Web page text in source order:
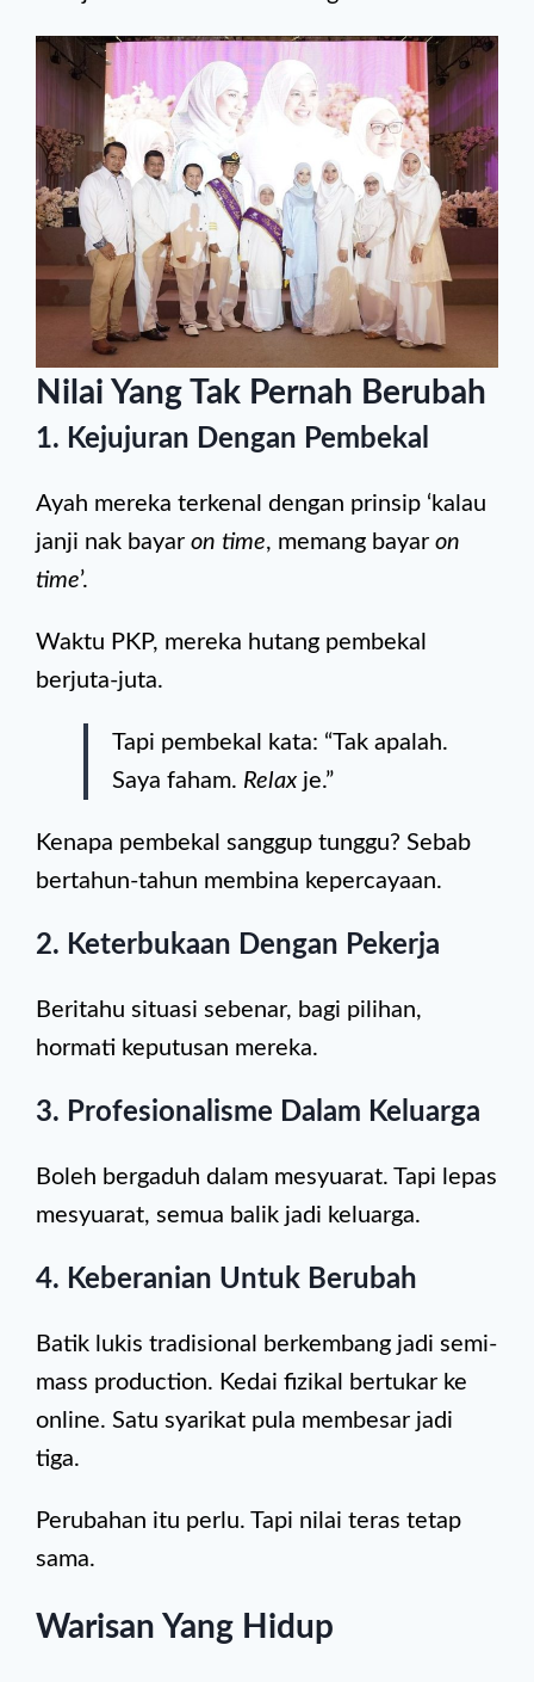
Nilai Yang Tak Pernah Berubah
1. Kejujuran Dengan Pembekal
Ayah mereka terkenal dengan prinsip ‘kalau
janji nak bayar on time, memang bayar on
time’.
Waktu PKP, mereka hutang pembekal
berjuta-juta.
Tapi pembekal kata: “Tak apalah.
Saya faham. Relax je.”
Kenapa pembekal sanggup tunggu? Sebab
bertahun-tahun membina kepercayaan.
2. Keterbukaan Dengan Pekerja
Beritahu situasi sebenar, bagi pilihan,
hormati keputusan mereka.
3. Profesionalisme Dalam Keluarga
Boleh bergaduh dalam mesyuarat. Tapi lepas
mesyuarat, semua balik jadi keluarga.
4. Keberanian Untuk Berubah
Batik lukis tradisional berkembang jadi semi-
mass production. Kedai fizikal bertukar ke
online. Satu syarikat pula membesar jadi
tiga.
Perubahan itu perlu. Tapi nilai teras tetap
sama.
Warisan Yang Hidup